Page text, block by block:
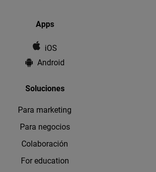
Apps
iOS
Android
Soluciones
Para marketing
Para negocios
Colaboración
For education